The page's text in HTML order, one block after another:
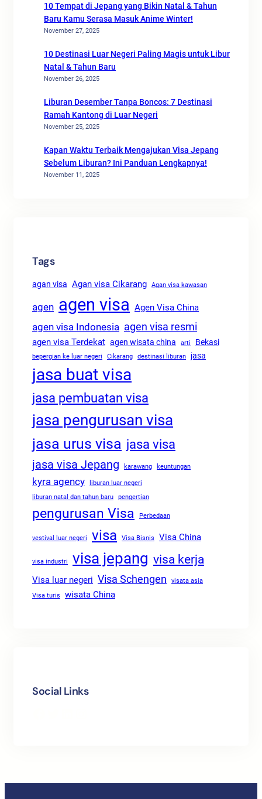
10 Tempat di Jepang yang Bikin Natal & Tahun
Baru Kamu Serasa Masuk Anime Winter!
November 27, 2025
10 Destinasi Luar Negeri Paling Magis untuk Libur
Natal & Tahun Baru
November 26, 2025
Liburan Desember Tanpa Boncos: 7 Destinasi
Ramah Kantong di Luar Negeri
November 25, 2025
Kapan Waktu Terbaik Mengajukan Visa Jepang
Sebelum Liburan? Ini Panduan Lengkapnya!
November 11, 2025
Tags
agan visa Agan visa Cikarang Agan visa kawasan
agen agen visa Agen Visa China
agen visa Indonesia agen visa resmi
agen visa Terdekat agen wisata china arti Bekasi
bepergian ke luar negeri Cikarang destinasi liburan jasa
jasa buat visa
jasa pembuatan visa
jasa pengurusan visa
jasa urus visa jasa visa
jasa visa Jepang karawang keuntungan
kyra agency
liburan luar negeri
liburan natal dan tahun baru
pengertian
pengurusan Visa Perbedaan
vestival luar negeri visa Visa Bisnis Visa China
visa industri visa jepang visa kerja
Visa luar negeri Visa Schengen
visata asia
Visa turis
wisata China
Social Links